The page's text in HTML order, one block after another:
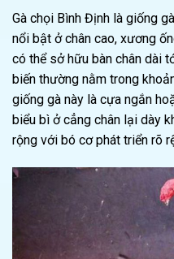
Gà chọi Bình Định là giống
nổi bật ở chân cao, xương
có thể sở hữu bàn chân dài
biến thường nằm trong
giống gà này là cựa ngắn
biểu bì ở cẳng chân lại dày
rộng với bó cơ phát triển rõ